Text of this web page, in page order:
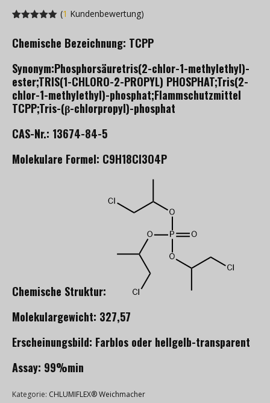
von 5
Kundenbewertung
(1 Kundenbewertung)
Chemische Bezeichnung: TCPP
Synonym:Phosphorsäuretris(2-chlor-1-methylethyl)-
ester;TRIS(1-CHLORO-2-PROPYL) PHOSPHAT;Tris(2-
chlor-1-methylethyl)-phosphat;Flammschutzmittel
TCPP;Tris-(β-chlorpropyl)-phosphat
CAS-Nr.: 13674-84-5
Molekulare Formel: C9H18Cl3O4P
Chemische Struktur:
Molekulargewicht: 327,57
Erscheinungsbild: Farblos oder hellgelb-transparent
Assay: 99%min
Kategorie: CHLUMIFLEX® Weichmacher